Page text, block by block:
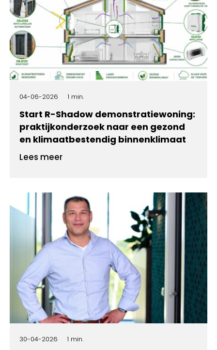
04-06-2026 1 min.
Start R-Shadow demonstratiewoning:
praktijkonderzoek naar een gezond
en klimaatbestendig binnenklimaat
Lees meer
30-04-2026 1 min.